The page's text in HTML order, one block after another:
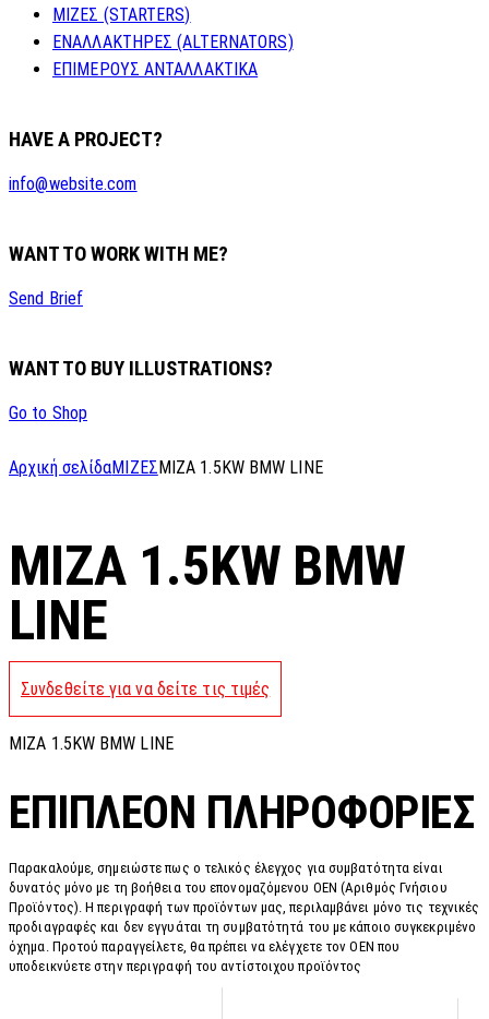
ΜΙΖΕΣ (STARTERS)
ΕΝΑΛΛΑΚΤΗΡΕΣ (ALTERNATORS)
ΕΠΙΜΕΡΟΥΣ ΑΝΤΑΛΛΑΚΤΙΚΑ
HAVE A PROJECT?
info@website.com
WANT TO WORK WITH ME?
Send Brief
WANT TO BUY ILLUSTRATIONS?
Go to Shop
Αρχική σελίδαΜΙΖΕΣ MIZA 1.5KW BMW LINE
MIZA 1.5KW BMW
LINE
Συνδεθείτε για να δείτε τις τιμές
MIZA 1.5KW BMW LINE
ΕΠΙΠΛΈΟΝ ΠΛΗΡΟΦΟΡΊΕΣ
Παρακαλούμε, σημειώστε πως ο τελικός έλεγχος για συμβατότητα είναι
δυνατός μόνο με τη βοήθεια του επονομαζόμενου OEN (Αριθμός Γνήσιου
Προϊόντος). Η περιγραφή των προϊόντων μας, περιλαμβάνει μόνο τις τεχνικές
προδιαγραφές και δεν εγγυάται τη συμβατότητά του με κάποιο συγκεκριμένο
όχημα. Προτού παραγγείλετε, θα πρέπει να ελέγχετε τον OEN που
υποδεικνύετε στην περιγραφή του αντίστοιχου προϊόντος